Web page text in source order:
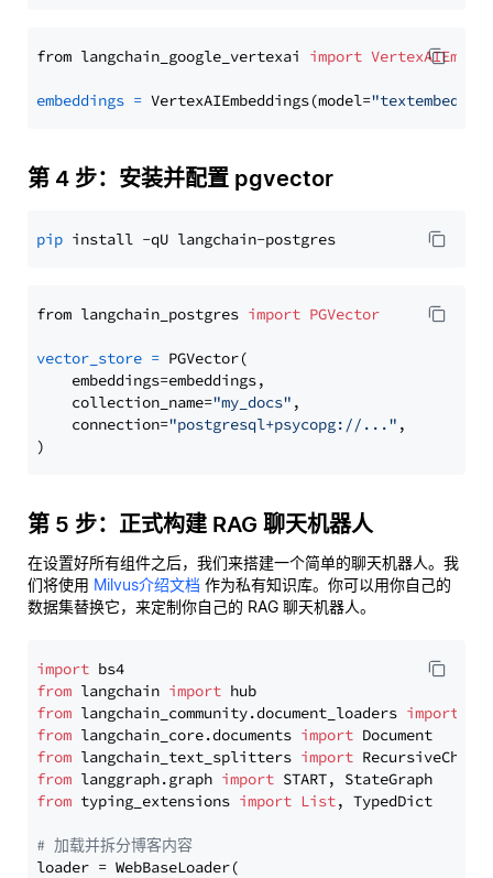
from langchain_google_vertexai import
embeddings = VertexAIEmbeddings(model=
第 4 步：安装并配置 pgvector
pip
from langchain_postgres import PGVector
vector_store = PGVector(
    embeddings=embeddings,
    collection_name=
"my_docs" ,
    connection=
"postgresql+psycopg://..." ,
第 5 步：正式构建 RAG 聊天机器人
在设置好所有组件之后，我们来搭建一个简单的聊天机器人。我
们将使用 Milvus介绍文档 作为私有知识库。你可以用你自己的
数据集替换它，来定制你自己的 RAG 聊天机器人。
import
from langchain import
from langchain_community.document_loaders import
from langchain_core.documents import
from langchain_text_splitters import
from langgraph.graph import
from typing_extensions import List, TypedDict
# 加载并拆分博客内容
loader = WebBaseLoader(